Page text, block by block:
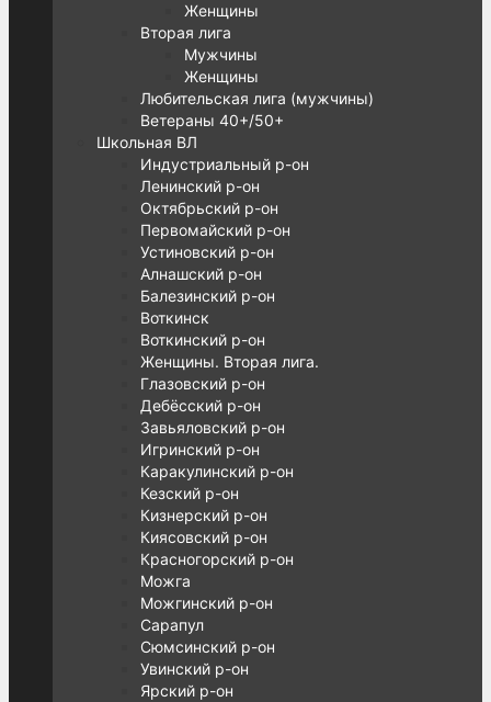
Женщины
Вторая лига
Мужчины
Женщины
Любительская лига (мужчины)
Ветераны 40+/50+
Школьная ВЛ
Индустриальный р-он
Ленинский р-он
Октябрьский р-он
Первомайский р-он
Устиновский р-он
Алнашский р-он
Балезинский р-он
Воткинск
Воткинский р-он
Женщины. Вторая лига.
Глазовский р-он
Дебёсский р-он
Завьяловский р-он
Игринский р-он
Каракулинский р-он
Кезский р-он
Кизнерский р-он
Киясовский р-он
Красногорский р-он
Можга
Можгинский р-он
Сарапул
Сюмсинский р-он
Увинский р-он
Ярский р-он